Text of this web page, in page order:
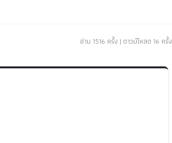
อ่าน 1516 ครั้ง | ดาวน์โหลด 16 ครั้ง